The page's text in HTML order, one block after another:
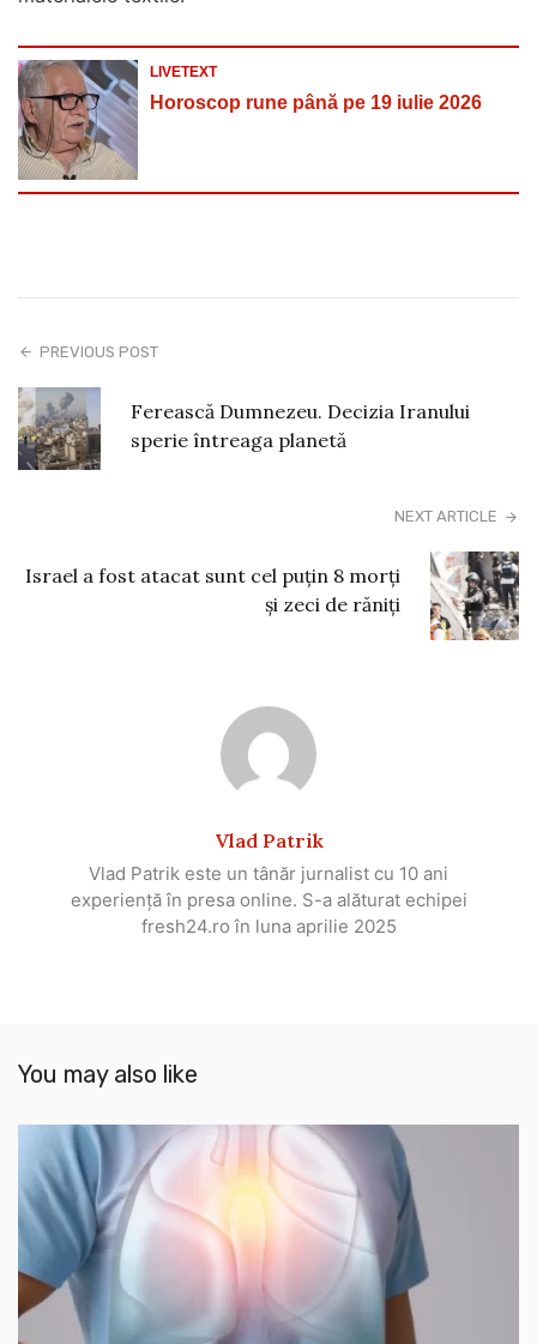
LIVETEXT
Horoscop rune până pe 19 iulie 2026
PREVIOUS POST
Ferească Dumnezeu. Decizia Iranului
sperie întreaga planetă
NEXT ARTICLE
Israel a fost atacat sunt cel puțin 8 morți
și zeci de răniți
Vlad Patrik
Vlad Patrik este un tânăr jurnalist cu 10 ani
experiență în presa online. S-a alăturat echipei
fresh24.ro în luna aprilie 2025
You may also like